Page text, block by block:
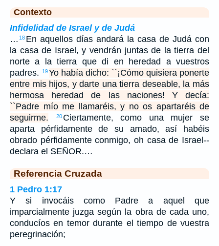
Contexto
Infidelidad de Israel y de Judá
… 18 En aquellos días andará la casa de Judá con
la casa de Israel, y vendrán juntas de la tierra del
norte a la tierra que di en heredad a vuestros
padres.
19Yo había dicho: ``¡Cómo quisiera ponerte
entre mis hijos, y darte una tierra deseable, la más
hermosa heredad de las naciones! Y decía:
``Padre mío me llamaréis, y no os apartaréis de
seguirme.
20 Ciertamente, como una mujer se
aparta pérfidamente de su amado, así habéis
obrado pérfidamente conmigo, oh casa de Israel--
declara el SEÑOR.…
Referencia Cruzada
1 Pedro 1:17
Y si invocáis como Padre a aquel que
imparcialmente juzga según la obra de cada uno,
conducíos en temor durante el tiempo de vuestra
peregrinación;